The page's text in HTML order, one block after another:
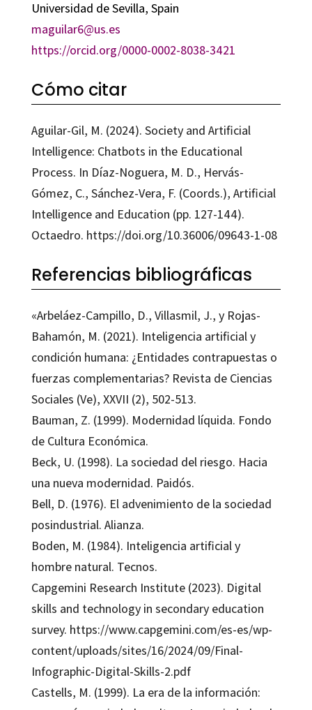
Universidad de Sevilla, Spain
maguilar6@us.es
https://orcid.org/0000-0002-8038-3421
Cómo citar
Aguilar-Gil, M. (2024). Society and Artificial
Intelligence: Chatbots in the Educational
Process. In Díaz-Noguera, M. D., Hervás-
Gómez, C., Sánchez-Vera, F. (Coords.), Artificial
Intelligence and Education (pp. 127-144).
Octaedro. https://doi.org/10.36006/09643-1-08
Referencias bibliográficas
«Arbeláez-Campillo, D., Villasmil, J., y Rojas-
Bahamón, M. (2021). Inteligencia artificial y
condición humana: ¿Entidades contrapuestas o
fuerzas complementarias? Revista de Ciencias
Sociales (Ve), XXVII (2), 502-513.
Bauman, Z. (1999). Modernidad líquida. Fondo
de Cultura Económica.
Beck, U. (1998). La sociedad del riesgo. Hacia
una nueva modernidad. Paidós.
Bell, D. (1976). El advenimiento de la sociedad
posindustrial. Alianza.
Boden, M. (1984). Inteligencia artificial y
hombre natural. Tecnos.
Capgemini Research Institute (2023). Digital
skills and technology in secondary education
survey. https://www.capgemini.com/es-es/wp-
content/uploads/sites/16/2024/09/Final-
Infographic-Digital-Skills-2.pdf
Castells, M. (1999). La era de la información: